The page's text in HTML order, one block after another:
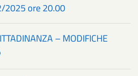
2025 ore 20.00
– MODIFICHE